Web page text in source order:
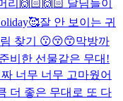
리🙌🏻🙌🏻 달님들이
잘 안 보이는 귀
찾기 😗😚😙막방까
비한 선물같은 무대!
너무 너무 고마웠어
더 좋은 무대로 또 다